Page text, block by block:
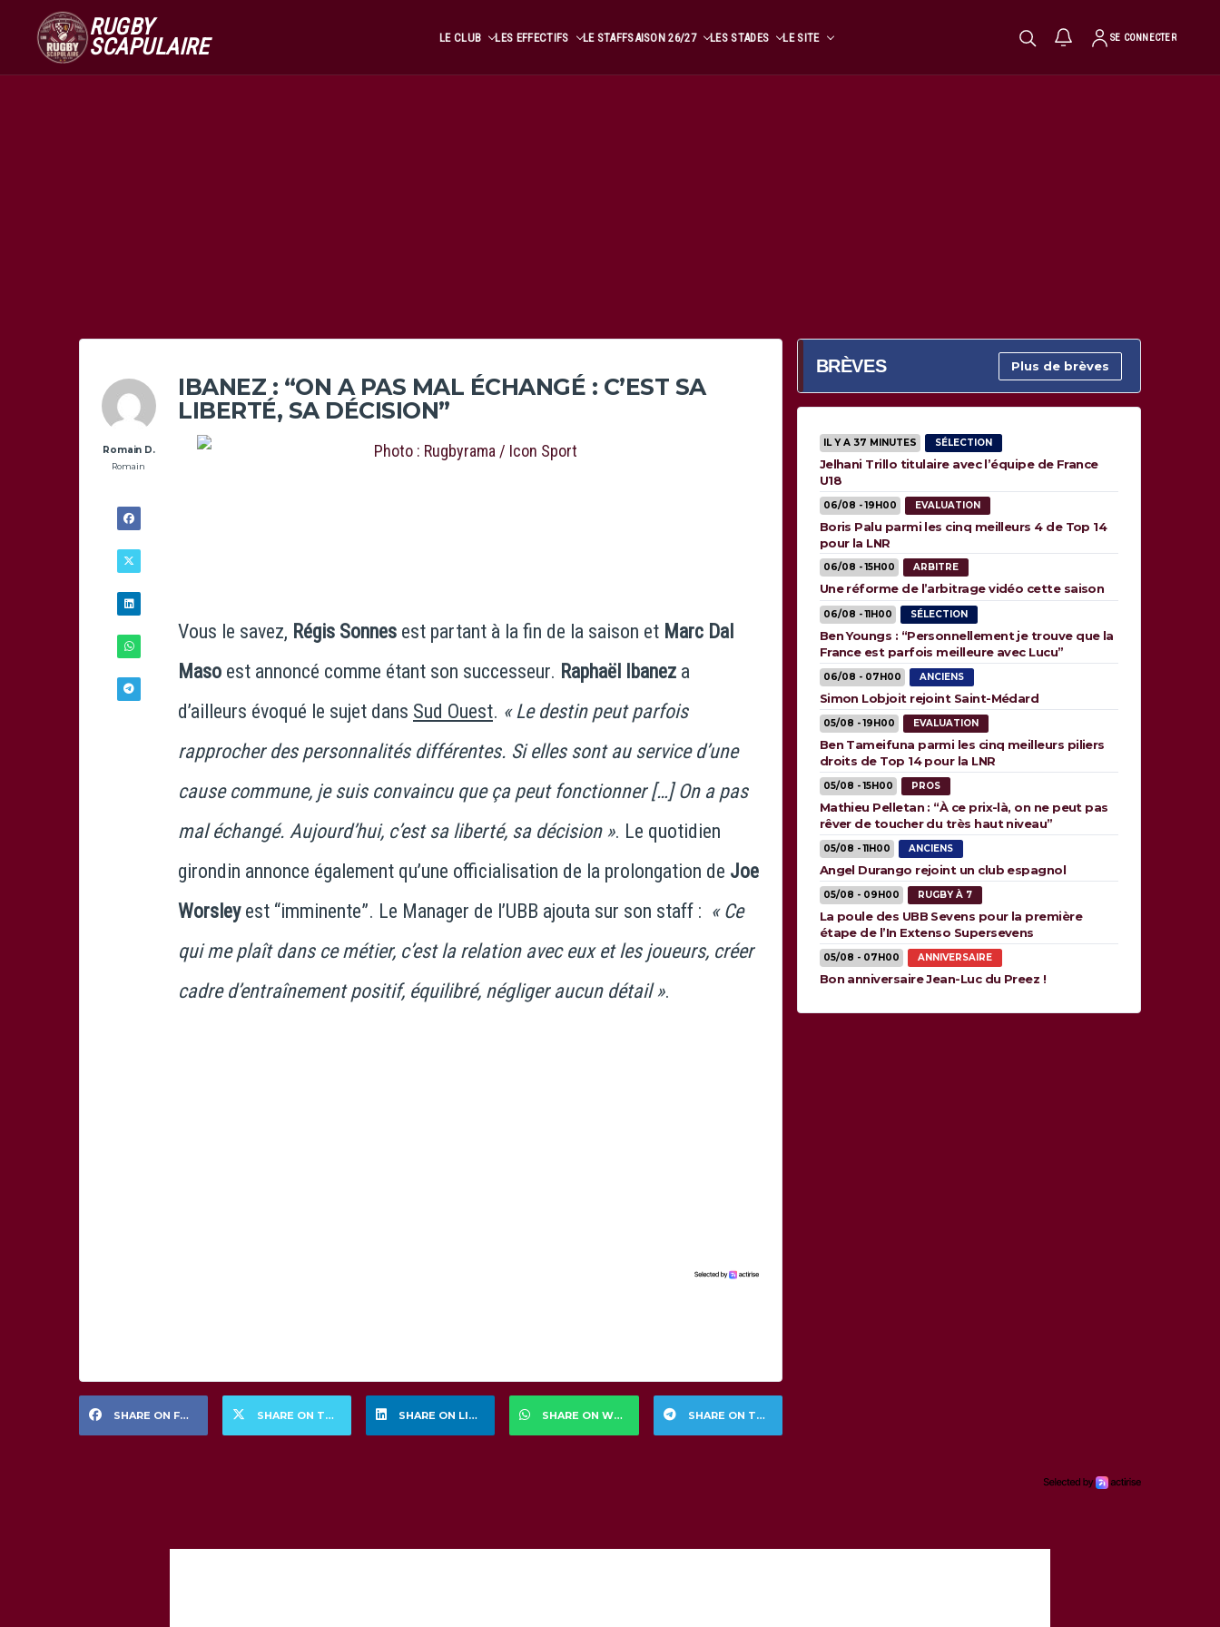
RUGBY
SCAPULAIRE LE CLUB LES EFFECTIFS LE STAFFSAISON 26/27 LES STADES LE SITE SE CONNECTER
Romain D.
Romain
IBANEZ : “ON A PAS MAL ÉCHANGÉ : C’EST SA
LIBERTÉ, SA DÉCISION”
Vous le savez, Régis Sonnes est partant à la fin de la saison et Marc Dal
Maso est annoncé comme étant son successeur. Raphaël Ibanez a
d’ailleurs évoqué le sujet dans Sud Ouest. « Le destin peut parfois
rapprocher des personnalités différentes. Si elles sont au service d’une
cause commune, je suis convaincu que ça peut fonctionner […] On a pas
mal échangé. Aujourd’hui, c’est sa liberté, sa décision ». Le quotidien
girondin annonce également qu’une officialisation de la prolongation de Joe
Worsleyest “imminente”. Le Manager de l’UBB ajouta sur son staff : « Ce
qui me plaît dans ce métier, c’est la relation avec eux et les joueurs, créer
cadre d’entraînement positif, équilibré, négliger aucun détail ».
SHARE ON FACEBOOK SHARE ON TWITTER SHARE ON LINKEDIN SHARE ON WHATSAPP SHARE ON TELEGRAM
BRÈVES Plus de brèves
IL Y A 37 MINUTES SÉLECTION
Jelhani Trillo titulaire avec l’équipe de France
U18
06/08 - 19H00 EVALUATION
Boris Palu parmi les cinq meilleurs 4 de Top 14
pour la LNR
06/08 - 15H00 ARBITRE
Une réforme de l’arbitrage vidéo cette saison
06/08 - 11H00 SÉLECTION
Ben Youngs : “Personnellement je trouve que la
France est parfois meilleure avec Lucu”
06/08 - 07H00 ANCIENS
Simon Lobjoit rejoint Saint-Médard
05/08 - 19H00 EVALUATION
Ben Tameifuna parmi les cinq meilleurs piliers
droits de Top 14 pour la LNR
05/08 - 15H00 PROS
Mathieu Pelletan : “À ce prix-là, on ne peut pas
rêver de toucher du très haut niveau”
05/08 - 11H00 ANCIENS
Angel Durango rejoint un club espagnol
05/08 - 09H00 RUGBY À 7
La poule des UBB Sevens pour la première
étape de l’In Extenso Supersevens
05/08 - 07H00 ANNIVERSAIRE
Bon anniversaire Jean-Luc du Preez !